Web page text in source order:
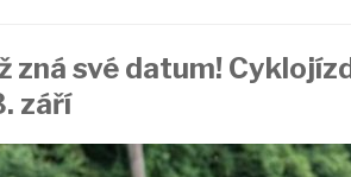
zná své datum!
září